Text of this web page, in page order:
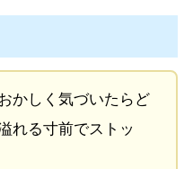
かしく気づいたらど
れる寸前でストッ